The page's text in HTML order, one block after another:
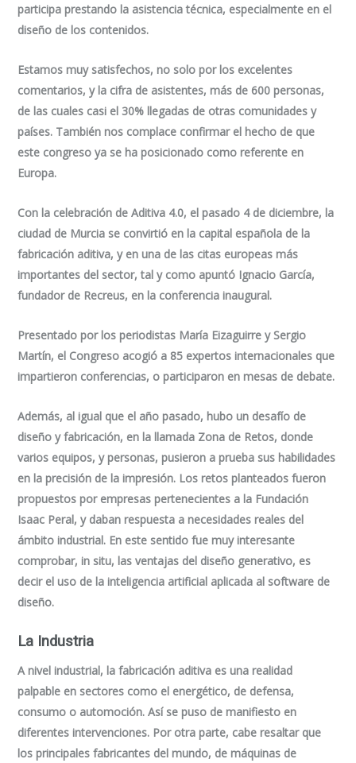
participa prestando la asistencia técnica, especialmente en el
diseño de los contenidos.
Estamos muy satisfechos, no solo por los excelentes
comentarios, y la cifra de asistentes, más de 600 personas,
de las cuales casi el 30% llegadas de otras comunidades y
países. También nos complace confirmar el hecho de que
este congreso ya se ha posicionado como referente en
Europa.
Con la celebración de Aditiva 4.0, el pasado 4 de diciembre, la
ciudad de Murcia se convirtió en la capital española de la
fabricación aditiva, y en una de las citas europeas más
importantes del sector, tal y como apuntó Ignacio García,
fundador de Recreus, en la conferencia inaugural.
Presentado por los periodistas María Eizaguirre y Sergio
Martín, el Congreso acogió a 85 expertos internacionales que
impartieron conferencias, o participaron en mesas de debate.
Además, al igual que el año pasado, hubo un desafío de
diseño y fabricación, en la llamada Zona de Retos, donde
varios equipos, y personas, pusieron a prueba sus habilidades
en la precisión de la impresión. Los retos planteados fueron
propuestos por empresas pertenecientes a la Fundación
Isaac Peral, y daban respuesta a necesidades reales del
ámbito industrial. En este sentido fue muy interesante
comprobar, in situ, las ventajas del diseño generativo, es
decir el uso de la inteligencia artificial aplicada al software de
diseño.
La Industria
A nivel industrial, la fabricación aditiva es una realidad
palpable en sectores como el energético, de defensa,
consumo o automoción. Así se puso de manifiesto en
diferentes intervenciones. Por otra parte, cabe resaltar que
los principales fabricantes del mundo, de máquinas de